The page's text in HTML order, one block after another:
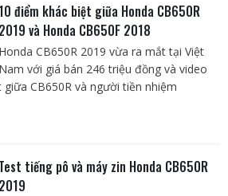
10 điểm khác biệt giữa Honda CB650R
2019 và Honda CB650F 2018
Honda CB650R 2019 vừa ra mắt tại Việt
Nam với giá bán 246 triệu đồng và video
CB650R và người tiền nhiệm
Test tiếng pô và máy zin Honda CB650R
2019